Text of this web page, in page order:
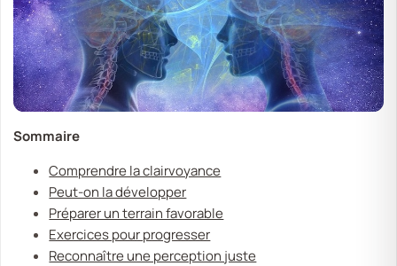
Sommaire
Comprendre la clairvoyance
Peut-on la développer
Préparer un terrain favorable
Exercices pour progresser
Reconnaître une perception juste